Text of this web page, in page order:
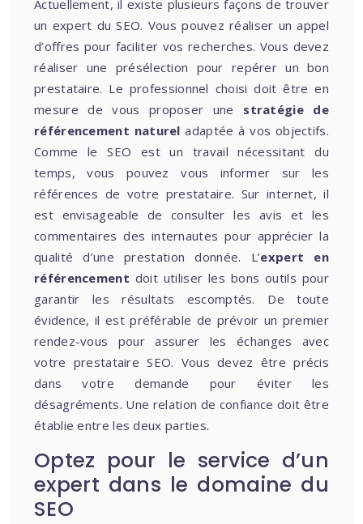
Actuellement, il existe plusieurs façons de trouver
un expert du SEO. Vous pouvez réaliser un appel
d’offres pour faciliter vos recherches. Vous devez
réaliser une présélection pour repérer un bon
prestataire. Le professionnel choisi doit être en
mesure de vous proposer une stratégie de
référencement naturel adaptée à vos objectifs.
Comme le SEO est un travail nécessitant du
temps, vous pouvez vous informer sur les
références de votre prestataire. Sur internet, il
est envisageable de consulter les avis et les
commentaires des internautes pour apprécier la
qualité d’une prestation donnée. L’expert en
référencement doit utiliser les bons outils pour
garantir les résultats escomptés. De toute
évidence, il est préférable de prévoir un premier
rendez-vous pour assurer les échanges avec
votre prestataire SEO. Vous devez être précis
dans votre demande pour éviter les
désagréments. Une relation de confiance doit être
établie entre les deux parties.
Optez pour le service d’un
expert dans le domaine du
SEO